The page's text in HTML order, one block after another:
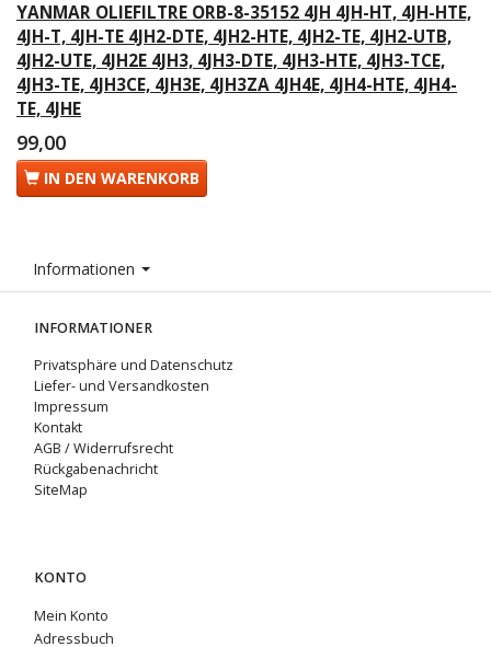
YANMAR OLIEFILTRE ORB-8-35152 4JH 4JH-HT, 4JH-HTE,
4JH-T, 4JH-TE 4JH2-DTE, 4JH2-HTE, 4JH2-TE, 4JH2-UTB,
4JH2-UTE, 4JH2E 4JH3, 4JH3-DTE, 4JH3-HTE, 4JH3-TCE,
4JH3-TE, 4JH3CE, 4JH3E, 4JH3ZA 4JH4E, 4JH4-HTE, 4JH4-
TE, 4JHE
99,00
IN DEN WARENKORB
Informationen
INFORMATIONER
Privatsphäre und Datenschutz
Liefer- und Versandkosten
Impressum
Kontakt
AGB / Widerrufsrecht
Rückgabenachricht
SiteMap
KONTO
Mein Konto
Adressbuch